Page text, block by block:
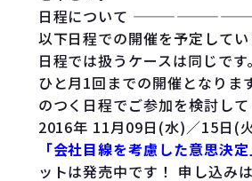
日程について
以下日程での開催を予定して
日程では扱うケースは同じです
ひと月1回までの開催となりま
のつく日程でご参加を検討して
2016年 11月09日(水)／15日(
「会社目線を考慮した意思決定
ットは発売中です！ 申し込み